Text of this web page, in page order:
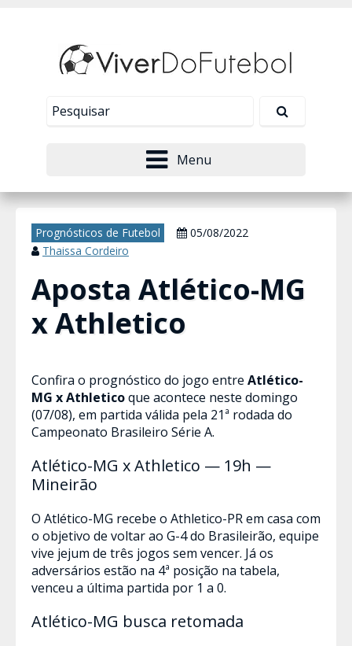
Menu
Prognósticos de Futebol
05/08/2022
Thaissa Cordeiro
Aposta Atlético-MG
x Athletico
Confira o prognóstico do jogo entre Atlético-
MG x Athleticoque acontece neste domingo
(07/08), em partida válida pela 21ª rodada do
Campeonato Brasileiro Série A.
Atlético-MG x Athletico — 19h —
Mineirão
O Atlético-MG recebe o Athletico-PR em casa com
o objetivo de voltar ao G-4 do Brasileirão, equipe
vive jejum de três jogos sem vencer. Já os
adversários estão na 4ª posição na tabela,
venceu a última partida por 1 a 0.
Atlético-MG busca retomada